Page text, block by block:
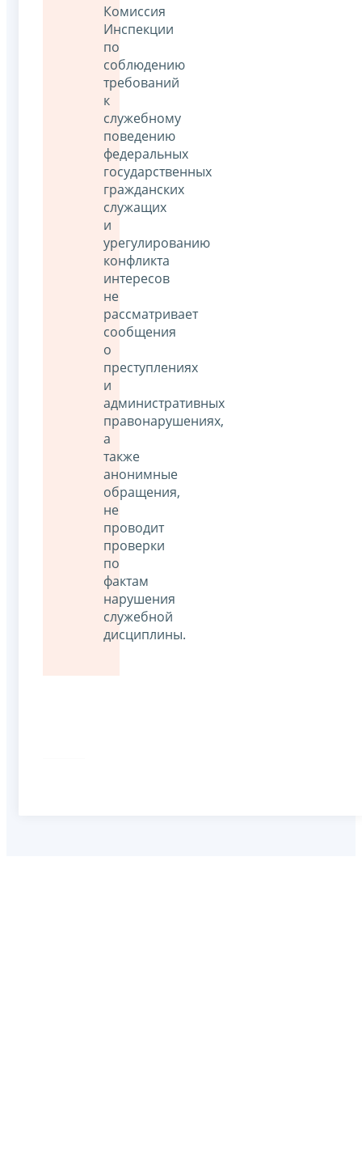
Комиссия
Инспекции
по
соблюдению
требований
к
служебному
поведению
федеральных
государственных
гражданских
служащих
и
урегулированию
конфликта
интересов
не
рассматривает
сообщения
о
преступлениях
и
административных
правонарушениях,
а
также
анонимные
обращения,
не
проводит
проверки
по
фактам
нарушения
служебной
дисциплины.